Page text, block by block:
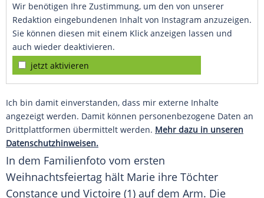
Wir benötigen Ihre Zustimmung, um den von unserer
Redaktion eingebundenen Inhalt von Instagram anzuzeigen.
Sie können diesen mit einem Klick anzeigen lassen und
auch wieder deaktivieren.
jetzt aktivieren
Ich bin damit einverstanden, dass mir externe Inhalte
angezeigt werden. Damit können personenbezogene Daten an
Drittplattformen übermittelt werden. Mehr dazu in unseren
Datenschutzhinweisen.
In dem Familienfoto vom ersten
Weihnachtsfeiertag hält Marie ihre Töchter
Constance und Victoire (1) auf dem Arm. Die